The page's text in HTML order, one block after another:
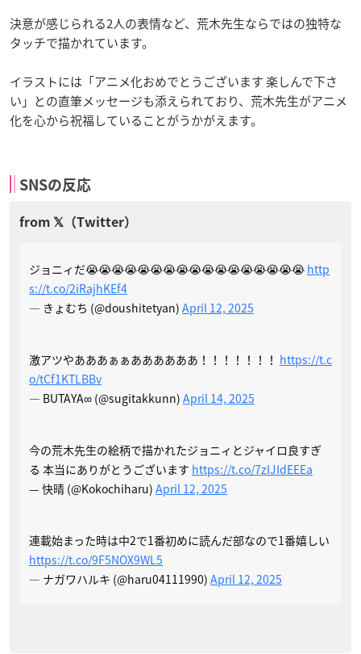
決意が感じられる2人の表情など、荒木先生ならではの独特な
タッチで描かれています。
イラストには「アニメ化おめでとうございます 楽しんで下さ
い」との直筆メッセージも添えられており、荒木先生がアニメ
化を心から祝福していることがうかがえます。
SNSの反応
ジョニィだ😭😭😭😭😭😭😭😭😭😭😭😭😭😭😭😭😭 http
s://t.co/2iRajhKEf4
— きょむち (@doushitetyan) April 12, 2025
激アツやあああぁぁああああああ！！！！！！！ https://t.c
o/tCf1KTLBBv
— BUTAYA∞ (@sugitakkunn) April 14, 2025
今の荒木先生の絵柄で描かれたジョニィとジャイロ良すぎ
る 本当にありがとうございます https://t.co/7zIJIdEEEa
— 快晴 (@Kokochiharu) April 12, 2025
連載始まった時は中2で1番初めに読んだ部なので1番嬉しい
https://t.co/9F5NOX9WL5
— ナガワハルキ (@haru04111990) April 12, 2025